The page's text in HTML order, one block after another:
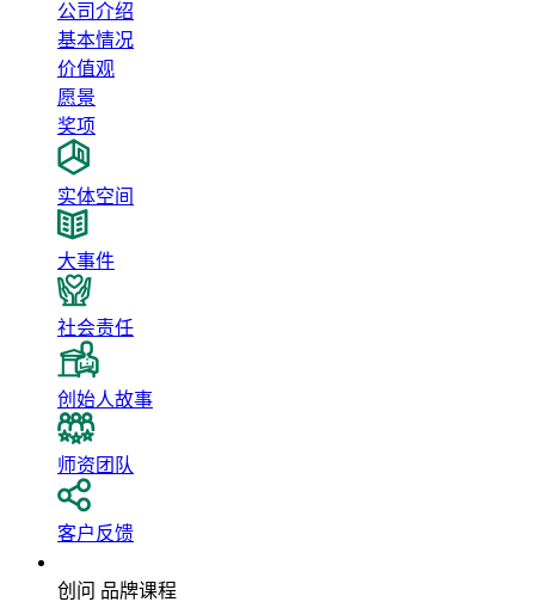
公司介绍
基本情况
价值观
愿景
奖项
实体空间
大事件
社会责任
创始人故事
师资团队
客户反馈
创问 品牌课程